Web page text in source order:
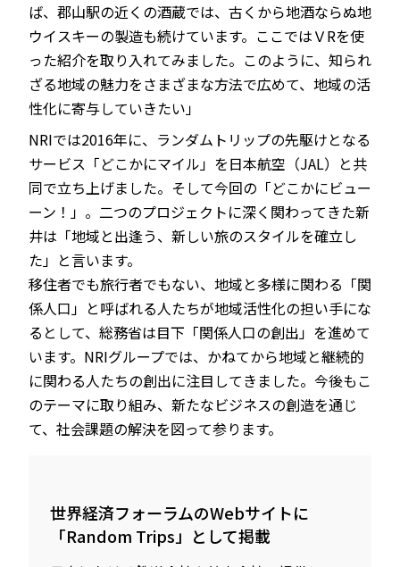
ば、郡山駅の近くの酒蔵では、古くから地酒ならぬ地
ウイスキーの製造も続けています。ここではＶRを使
った紹介を取り入れてみました。このように、知られ
ざる地域の魅力をさまざまな方法で広めて、地域の活
性化に寄与していきたい」
NRIでは2016年に、ランダムトリップの先駆けとなる
サービス「どこかにマイル」を日本航空（JAL）と共
同で立ち上げました。そして今回の「どこかにビュー
ーン！」。二つのプロジェクトに深く関わってきた新
井は「地域と出逢う、新しい旅のスタイルを確立し
た」と言います。
移住者でも旅行者でもない、地域と多様に関わる「関
係人口」と呼ばれる人たちが地域活性化の担い手にな
るとして、総務省は目下「関係人口の創出」を進めて
います。NRIグループでは、かねてから地域と継続的
に関わる人たちの創出に注目してきました。今後もこ
のテーマに取り組み、新たなビジネスの創造を通じ
て、社会課題の解決を図って参ります。
世界経済フォーラムのWebサイトに
「Random Trips」として掲載